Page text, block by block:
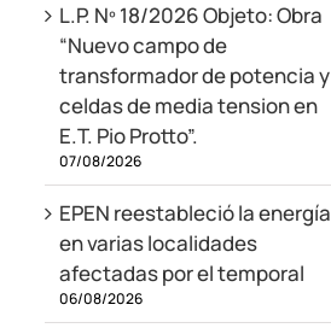
L.P. Nº 18/2026 Objeto: Obra
“Nuevo campo de
transformador de potencia y
celdas de media tension en
E.T. Pio Protto”.
07/08/2026
EPEN reestableció la energía
en varias localidades
afectadas por el temporal
06/08/2026